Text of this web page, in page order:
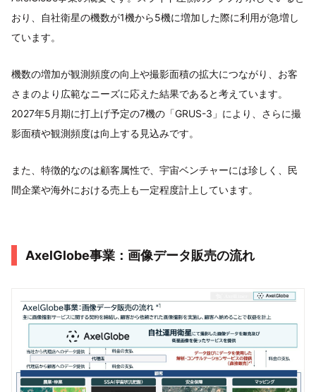
おり、自社衛星の機数が1機から5機に増加した際に利用が急増し
ています。
機数の増加が観測頻度の向上や撮影面積の拡大につながり、お客
さまのより広範なニーズに応えた結果であると考えています。
2027年5月期に打上げ予定の7機の「GRUS-3」により、さらに撮
影面積や観測頻度は向上する見込みです。
また、特徴的なのは顧客属性で、宇宙ベンチャーには珍しく、民
間企業や海外における売上も一定程度計上しています。
AxelGlobe事業：画像データ販売の流れ